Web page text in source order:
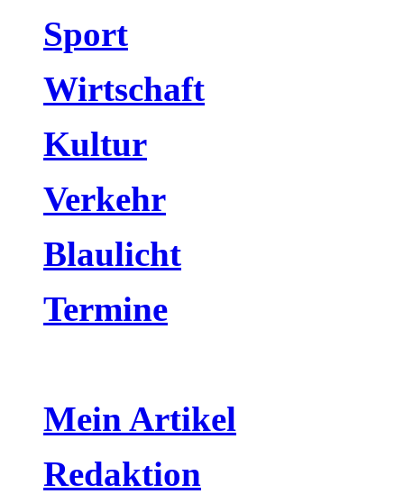
Sport
Wirtschaft
Kultur
Verkehr
Blaulicht
Termine
Mein Artikel
Redaktion